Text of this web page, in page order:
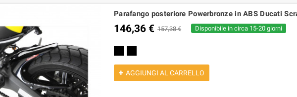
Parafango posteriore Powerbronze in ABS Ducati
146,36 € 157,38 € Disponibile in circa 15-20 giorni
AGGIUNGI AL CARRELLO